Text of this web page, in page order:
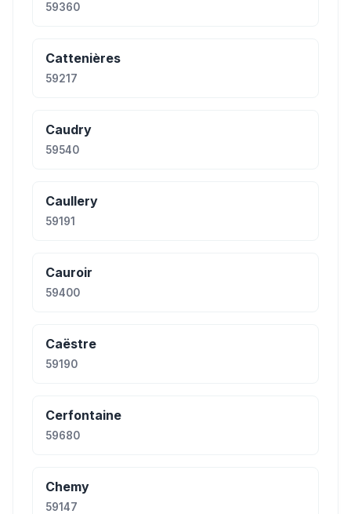
59360
Cattenières
59217
Caudry
59540
Caullery
59191
Cauroir
59400
Caëstre
59190
Cerfontaine
59680
Chemy
59147